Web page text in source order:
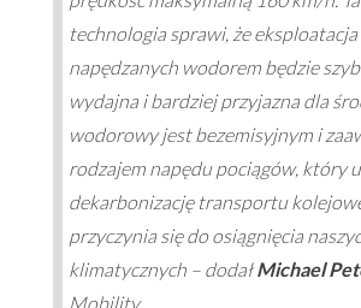
technologia sprawi, że
napędzanych wodorem będzie
wydajna i bardziej przyjazna dla
wodorowy jest bezemisyjnym i
rodzajem napędu pociągów, który
dekarbonizację transportu
przyczynia się do osiągnięcia
klimatycznych– dodałMichael
Mobility.